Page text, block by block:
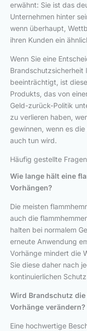
erwähnt: Sie ist das
Unternehmen hinter
wenn überhaupt,
ihren Kunden ein
Wenn Sie eine
Brandschutzsicherheit
beeinträchtigt, ist
Produkts, das von
Geld-zurück-Politik
zu verlieren haben,
gewinnen, wenn es
auch tun wird.
Häufig gestellte Fragen
Wie lange hält eine
Vorhängen?
Die meisten
auch die
halten bei normalem
erneute Anwendung
Vorhänge mindert die
Sie diese daher nach
kontinuierlichen
Wird Brandschutz
Vorhänge verändern?
Eine hochwertige